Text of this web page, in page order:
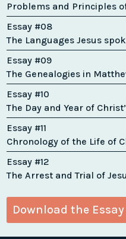
Problems and Principles
Essay #08
The Languages Jesus
Essay #09
The Genealogies in
Essay #10
The Day and Year of
Essay #11
Chronology of the Life of
Essay #12
The Arrest and Trial of
Download the